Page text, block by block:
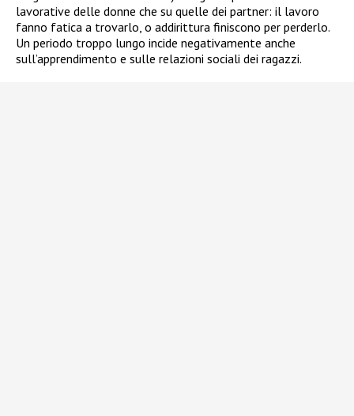
lavorative delle donne che su quelle dei partner: il lavoro
fanno fatica a trovarlo, o addirittura finiscono per perderlo.
Un periodo troppo lungo incide negativamente anche
sull’apprendimento e sulle relazioni sociali dei ragazzi.